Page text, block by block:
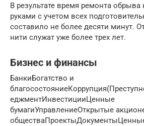
В результате время ремонта
руками с учетом всех
составило не более десяти минут.
нити служат уже более трех лет.
Бизнес и финансы
БанкиБогатство и
еджментИнвестицииЦенные
бумагиУправлениеОткрытые